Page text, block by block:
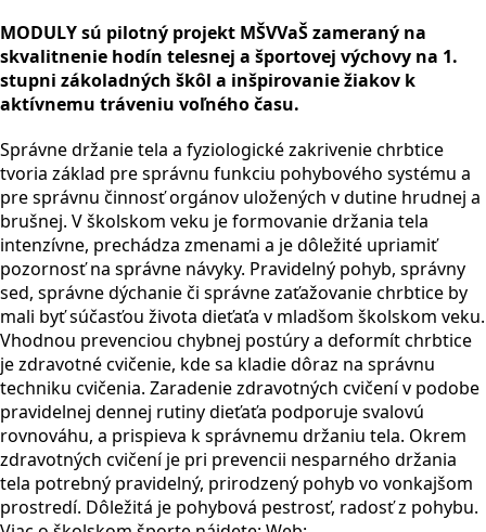
MODULY sú pilotný projekt MŠVVaŠ zameraný na
skvalitnenie hodín telesnej a športovej výchovy na 1.
stupni zákoladných škôl a inšpirovanie žiakov k
aktívnemu tráveniu voľného času.
Správne držanie tela a fyziologické zakrivenie chrbtice
tvoria základ pre správnu funkciu pohybového systému a
pre správnu činnosť orgánov uložených v dutine hrudnej a
brušnej. V školskom veku je formovanie držania tela
intenzívne, prechádza zmenami a je dôležité upriamiť
pozornosť na správne návyky. Pravidelný pohyb, správny
sed, správne dýchanie či správne zaťažovanie chrbtice by
mali byť súčasťou života dieťaťa v mladšom školskom veku.
Vhodnou prevenciou chybnej postúry a deformít chrbtice
je zdravotné cvičenie, kde sa kladie dôraz na správnu
techniku cvičenia. Zaradenie zdravotných cvičení v podobe
pravidelnej dennej rutiny dieťaťa podporuje svalovú
rovnováhu, a prispieva k správnemu držaniu tela. Okrem
zdravotných cvičení je pri prevencii nesparného držania
tela potrebný pravidelný, prirodzený pohyb vo vonkajšom
prostredí. Dôležitá je pohybová pestrosť, radosť z pohybu.